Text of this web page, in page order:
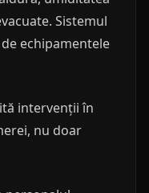
Sistemul
echipamentele
intervenții în
nu doar